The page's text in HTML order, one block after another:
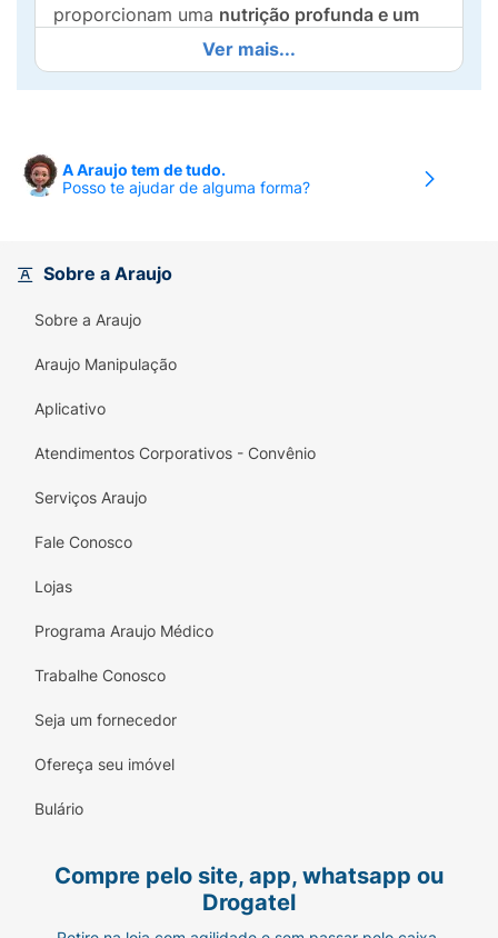
proporcionam uma nutrição profunda e um
, selando as cutículas e
eliminando o frizz de forma instantânea. Em
um frasco prático de7ml (0.27 fl.oz), ele é o
qualquer lugar.
e Mirra restaura a vitalidade e a
flexibilidade da fibra capilar.
Brilho Espelhado
após a aplicação.
Fragrância Exclusiva : Inspirado na
perfumado marcante e exótico nos fios.
Ação Antifrizz
Tamanho Pocket
necessaire.
Ver mais...
A Araujo tem de tudo.
Posso te ajudar de alguma forma?
Sobre a Araujo
Sobre a Araujo
Araujo Manipulação
Aplicativo
Atendimentos Corporativos - Convênio
Serviços Araujo
Fale Conosco
Lojas
Programa Araujo Médico
Trabalhe Conosco
Seja um fornecedor
Ofereça seu imóvel
Bulário
Compre pelo site, app, whatsapp ou
Drogatel